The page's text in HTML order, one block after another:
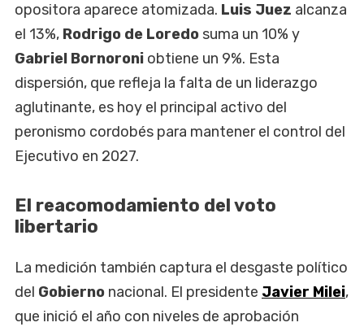
opositora aparece atomizada. Luis Juez alcanza
el 13%, Rodrigo de Loredo suma un 10% y
Gabriel Bornoroni obtiene un 9%. Esta
dispersión, que refleja la falta de un liderazgo
aglutinante, es hoy el principal activo del
peronismo cordobés para mantener el control del
Ejecutivo en 2027.
El reacomodamiento del voto
libertario
La medición también captura el desgaste político
del Gobierno nacional. El presidente Javier Milei,
que inició el año con niveles de aprobación